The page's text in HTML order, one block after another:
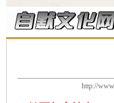
http://